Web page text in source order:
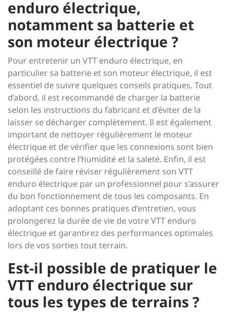
enduro électrique,
notamment sa batterie et
son moteur électrique ?
Pour entretenir un VTT enduro électrique, en
particulier sa batterie et son moteur électrique, il est
essentiel de suivre quelques conseils pratiques. Tout
d’abord, il est recommandé de charger la batterie
selon les instructions du fabricant et d’éviter de la
laisser se décharger complètement. Il est également
important de nettoyer régulièrement le moteur
électrique et de vérifier que les connexions sont bien
protégées contre l’humidité et la saleté. Enfin, il est
conseillé de faire réviser régulièrement son VTT
enduro électrique par un professionnel pour s’assurer
du bon fonctionnement de tous les composants. En
adoptant ces bonnes pratiques d’entretien, vous
prolongerez la durée de vie de votre VTT enduro
électrique et garantirez des performances optimales
lors de vos sorties tout terrain.
Est-il possible de pratiquer le
VTT enduro électrique sur
tous les types de terrains ?